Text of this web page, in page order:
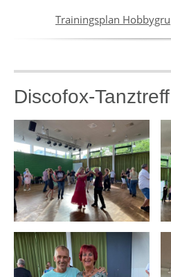
Trainingsplan
Discofox-